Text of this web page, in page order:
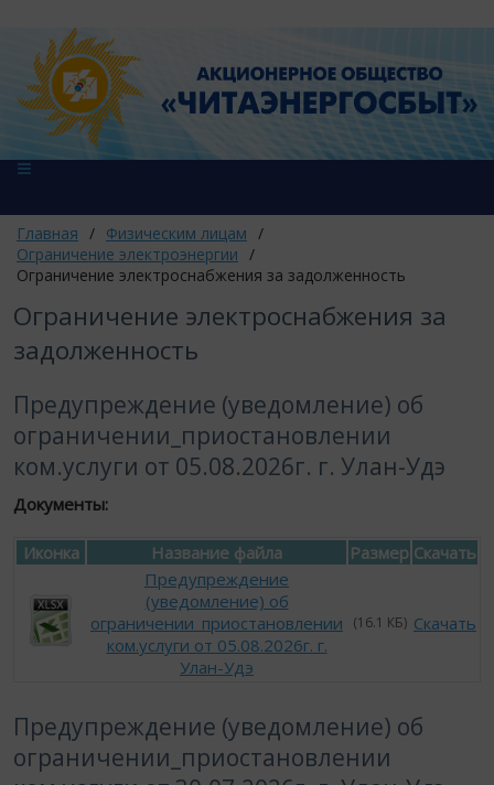
Главная / Физическим лицам /
Ограничение электроэнергии /
Ограничение электроснабжения за задолженность
Ограничение электроснабжения за
задолженность
Предупреждение (уведомление) об
ограничении_приостановлении
ком.услуги от 05.08.2026г. г. Улан-Удэ
Документы:
Иконка Название файла Размер Скачать
Предупреждение
(уведомление) об
ограничении_приостановлении
ком.услуги от 05.08.2026г. г.
Улан-Удэ
(16.1 КБ) Скачать
Предупреждение (уведомление) об
ограничении_приостановлении